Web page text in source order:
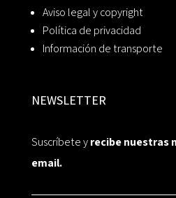
Aviso legal y copyright
Política de privacidad
Información de transporte
NEWSLETTER
Suscríbete yrecibe nuestras
email.